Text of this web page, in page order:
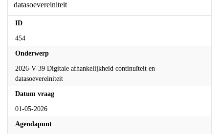
datasoevereiniteit
ID
454
Onderwerp
2026-V-39 Digitale afhankelijkheid continuïteit en
datasoevereiniteit
Datum vraag
01-05-2026
Agendapunt